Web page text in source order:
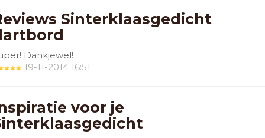
Sinterklaasgedicht
Dankjewel!
19-11-2014 16:51
voor je